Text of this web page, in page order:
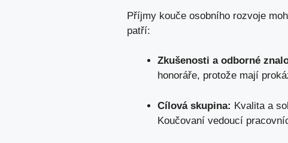
Příjmy kouče osobního rozvoje⁤
patří:
Zkušenosti a odborné
honoráře,⁣ protože ‌mají⁢
Cílová skupina: Kvalita a
Koučovaní vedoucí